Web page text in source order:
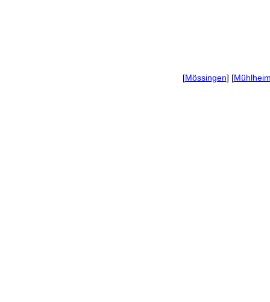
[Mössingen] [